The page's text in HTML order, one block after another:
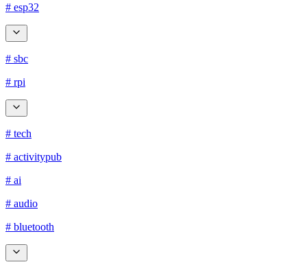
# esp32
# sbc
# rpi
# tech
# activitypub
# ai
# audio
# bluetooth